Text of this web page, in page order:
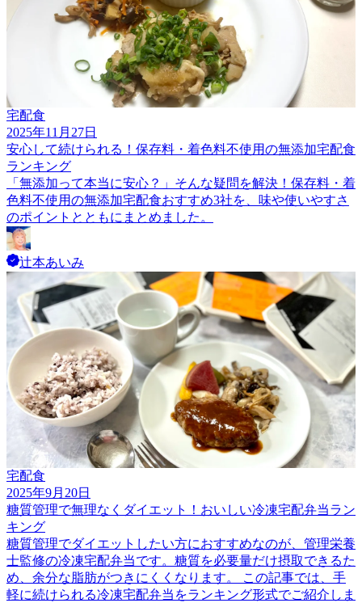
宅配食
2025年11月27日
安心して続けられる！保存料・着色料不使用の無添加宅配食
ランキング
「無添加って本当に安心？」そんな疑問を解決！保存料・着
色料不使用の無添加宅配食おすすめ3社を、味や使いやすさ
のポイントとともにまとめました。
辻本あいみ
宅配食
2025年9月20日
糖質管理で無理なくダイエット！おいしい冷凍宅配弁当ラン
キング
糖質管理でダイエットしたい方におすすめなのが、管理栄養
士監修の冷凍宅配弁当です。糖質を必要量だけ摂取できるた
め、余分な脂肪がつきにくくなります。 この記事では、手
軽に続けられる冷凍宅配弁当をランキング形式でご紹介しま